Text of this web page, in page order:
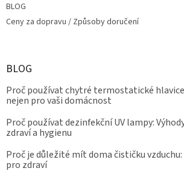
BLOG
Ceny za dopravu / Způsoby doručení
BLOG
Proč používat chytré termostatické
nejen pro vaši domácnost
Proč používat dezinfekční UV lampy:
zdraví a hygienu
Proč je důležité mít doma čističku vzduchu:
pro zdraví